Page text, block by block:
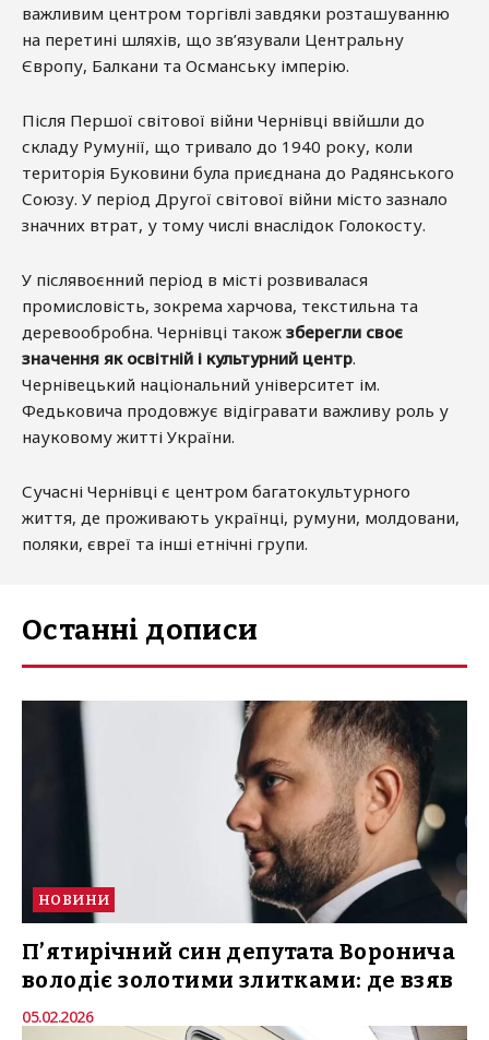
важливим центром торгівлі завдяки розташуванню
на перетині шляхів, що зв’язували Центральну
Європу, Балкани та Османську імперію.
Після Першої світової війни Чернівці ввійшли до
складу Румунії, що тривало до 1940 року, коли
територія Буковини була приєднана до Радянського
Союзу. У період Другої світової війни місто зазнало
значних втрат, у тому числі внаслідок Голокосту.
У післявоєнний період в місті розвивалася
промисловість, зокрема харчова, текстильна та
деревообробна. Чернівці також зберегли своє
значення як освітній і культурний центр.
Чернівецький національний університет ім.
Федьковича продовжує відігравати важливу роль у
науковому житті України.
Сучасні Чернівці є центром багатокультурного
життя, де проживають українці, румуни, молдовани,
поляки, євреї та інші етнічні групи.
Останні дописи
НОВИНИ
П’ятирічний син депутата Воронича
володіє золотими злитками: де взяв
05.02.2026